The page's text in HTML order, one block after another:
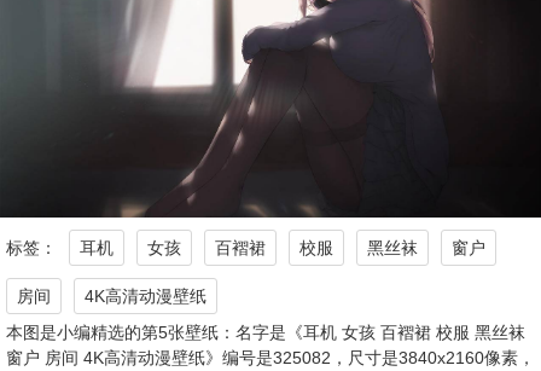
标签： 耳机 女孩 百褶裙 校服 黑丝袜 窗户
房间
4K高清动漫壁纸
本图是小编精选的第5张壁纸：名字是《耳机 女孩 百褶裙 校服 黑丝袜
窗户 房间 4K高清动漫壁纸》编号是325082，尺寸是3840x2160像素，